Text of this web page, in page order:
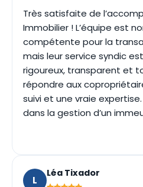
Très satisfaite de
Immobilier ! L’équipe est
compétente pour la
mais leur service syndic
rigoureux, transparent et
répondre aux
suivi et une vraie
dans la gestion d’un
L
Léa Tixador